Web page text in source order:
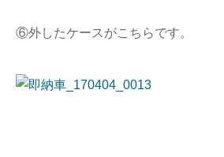
⑥外したケースがこちらです。